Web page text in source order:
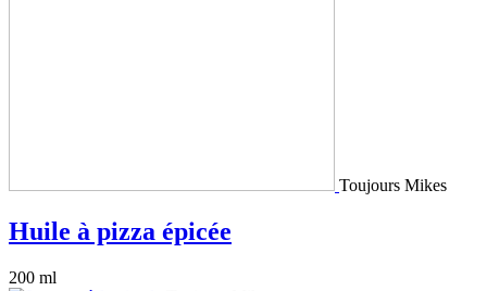
Toujours Mikes
Huile à pizza épicée
200 ml